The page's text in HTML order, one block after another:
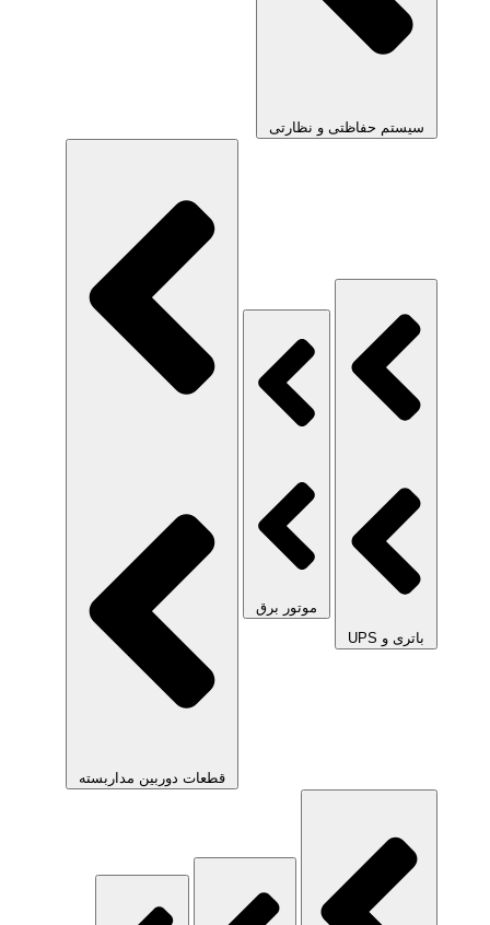
سیستم حفاظتی و نظارتی
باتری و UPS
موتور برق
قطعات دوربین مداربسته